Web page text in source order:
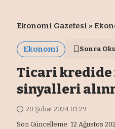
Ekonomi Gazetesi »
Ekonomi Sonra
Ticari
sinyalleri
Son Güncelleme: 12 Ağustos
20 Şubat 2024 01:29